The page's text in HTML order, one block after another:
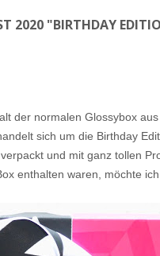
2020 "BIRTHDAY
der normalen Glossybox
sich um die Birthday
und mit ganz tollen
enthalten waren, möchte